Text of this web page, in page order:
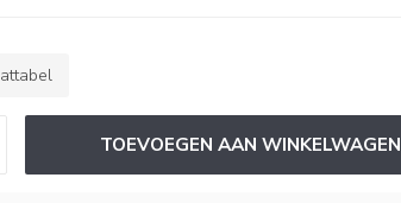
TOEVOEGEN AAN WINKELWAGEN